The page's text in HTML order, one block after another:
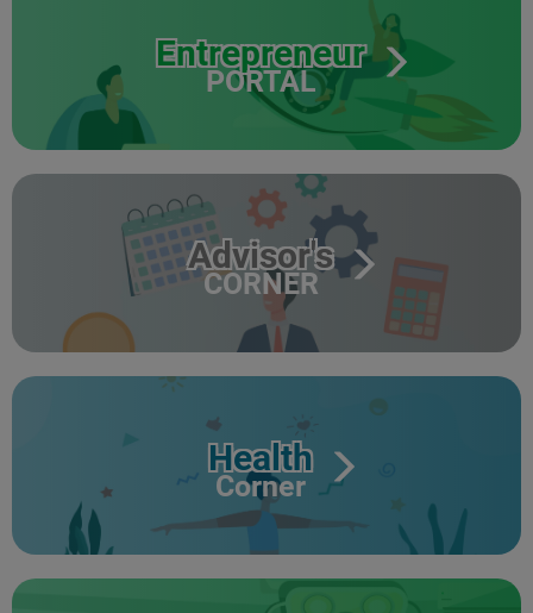
Entrepreneur
PORTAL
Advisor's
CORNER
Health
Corner